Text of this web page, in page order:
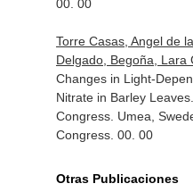
00. 00
Torre Casas, Angel de
Delgado, Begoña, Lara
Changes in Light-
Nitrate in Barley
Congress. Umea,
Congress. 00. 00
Otras Publicaciones